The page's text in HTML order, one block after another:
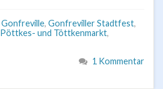
Gonfreville, Gonfreviller Stadtfest,
Pöttkes- und Töttkenmarkt,
1 Kommentar